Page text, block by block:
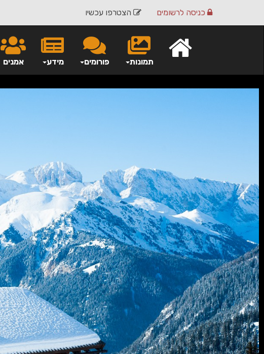
הצטרפו עכשיו כניסה לרשומים
אמנים מידע פורומים תמונות